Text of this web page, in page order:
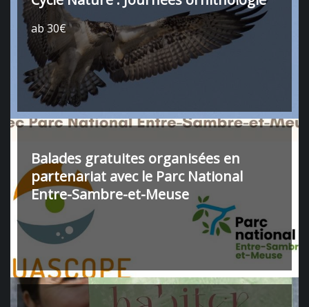
ab 30€
Balades gratuites organisées en
partenariat avec le Parc National
Entre-Sambre-et-Meuse